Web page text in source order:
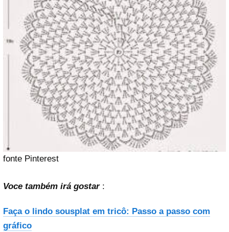
fonte Pinterest
Voce também irá gostar:
Faça o lindo sousplat em tricô: Passo a passo com
gráfico